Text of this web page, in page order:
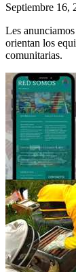
Septiembre 16,
Les
orientan los
comunitarias.